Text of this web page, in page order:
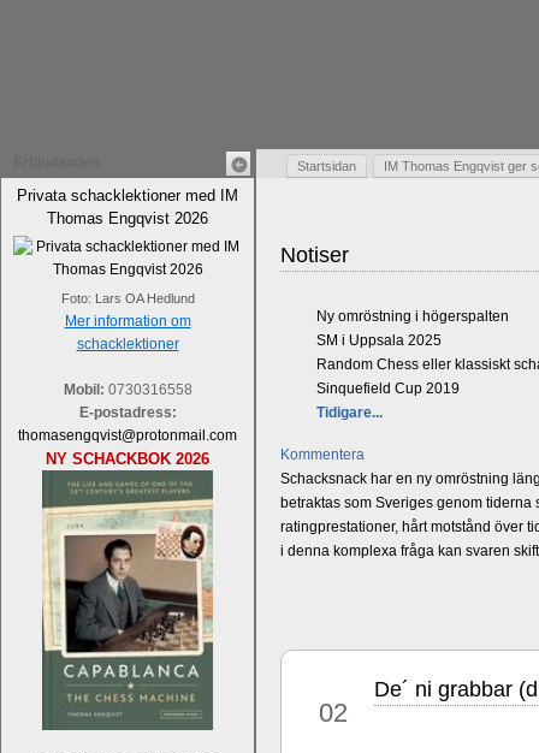
Privata schacklektioner med IM
Thomas Engqvist 2026
Foto: Lars OA Hedlund
Mer information om
schacklektioner
Mobil: 0730316558
E-postadress:
thomasengqvist@protonmail.com
NY SCHACKBOK 2026
Startsidan IM Thomas Engqvist ger
Notiser
Ny omröstning i högerspalten
SM i Uppsala 2025
Random Chess eller klassiskt
Sinquefield Cup 2019
Tidigare...
Kommentera
Schacksnack har en ny omröstning
betraktas som Sveriges genom
ratingprestationer, hårt motstånd över
i denna komplexa fråga kan svaren
02
De´ ni grabbar